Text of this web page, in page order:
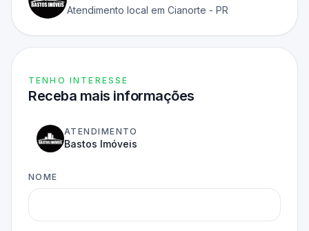
Atendimento local em Cianorte - PR
TENHO INTERESSE
Receba mais informações
ATENDIMENTO
Bastos Imóveis
NOME